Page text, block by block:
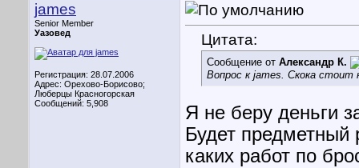
james
Senior Member
Уазовед
Регистрация: 28.07.2006
Адрес: Орехово-Борисово;
Люберцы Красногорская
Сообщений: 5,908
Цитата:
Сообщение от Александр К.
Вопрос к james. Скока стоит
Я не беру деньги
Будет предметный
каких работ по